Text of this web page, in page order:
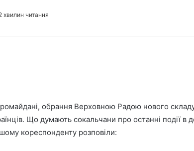
хвилин читання
обрання Верховною Радою нового
Що думають сокальчани про останні події в
кореспонденту розповіли: